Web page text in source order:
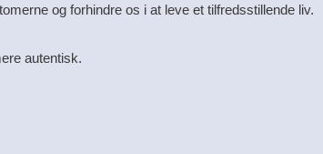
og forhindre os i at leve et tilfredsstillende liv.
autentisk.